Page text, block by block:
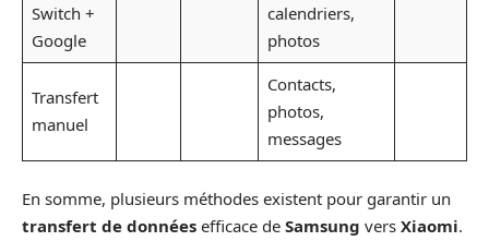
Switch +
Google
calendriers,
photos
Transfert
manuel
Contacts,
photos,
messages
En somme, plusieurs méthodes existent pour garantir un
transfert de données efficace de Samsung vers Xiaomi.